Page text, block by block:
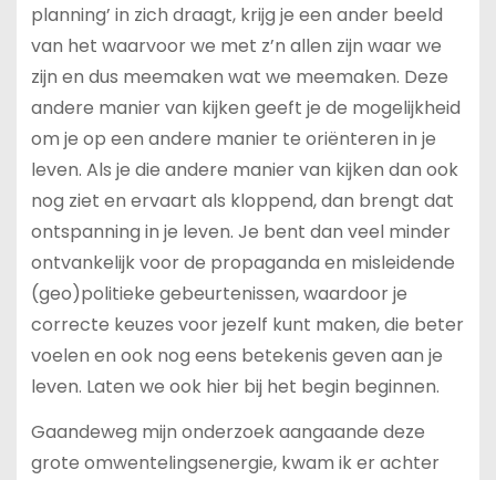
planning’ in zich draagt, krijg je een ander beeld
van het waarvoor we met z’n allen zijn waar we
zijn en dus meemaken wat we meemaken. Deze
andere manier van kijken geeft je de mogelijkheid
om je op een andere manier te oriënteren in je
leven. Als je die andere manier van kijken dan ook
nog ziet en ervaart als kloppend, dan brengt dat
ontspanning in je leven. Je bent dan veel minder
ontvankelijk voor de propaganda en misleidende
(geo)politieke gebeurtenissen, waardoor je
correcte keuzes voor jezelf kunt maken, die beter
voelen en ook nog eens betekenis geven aan je
leven. Laten we ook hier bij het begin beginnen.
Gaandeweg mijn onderzoek aangaande deze
grote omwentelingsenergie, kwam ik er achter